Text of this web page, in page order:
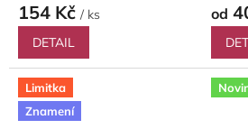
154 Kč / ks
DETAIL
od
Limitka
Znamení